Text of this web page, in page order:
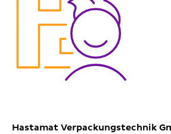
Hastamat Verpackungstechnik